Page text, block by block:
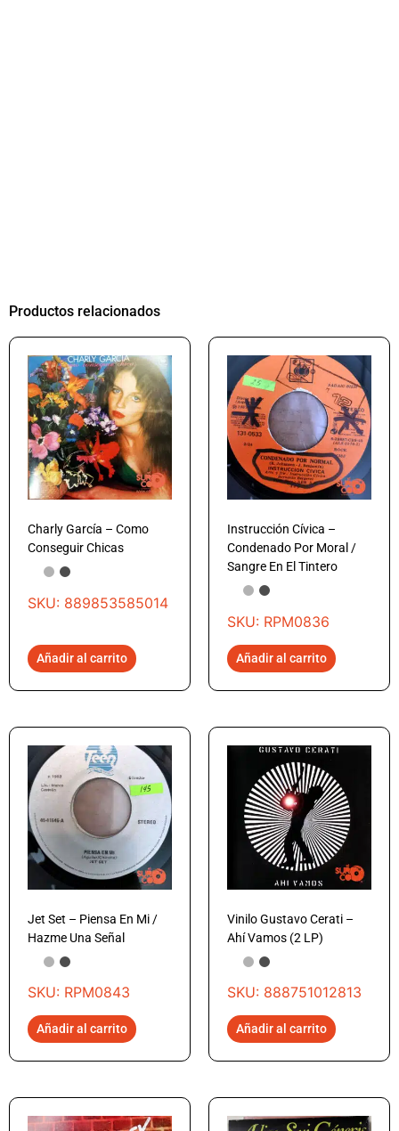
Productos relacionados
Charly García – Como
Conseguir Chicas
SKU: 889853585014
Añadir al carrito
Instrucción Cívica –
Condenado Por Moral /
Sangre En El Tintero
SKU: RPM0836
Añadir al carrito
Jet Set – Piensa En Mi /
Hazme Una Señal
SKU: RPM0843
Añadir al carrito
Vinilo Gustavo Cerati –
Ahí Vamos (2 LP)
SKU: 888751012813
Añadir al carrito